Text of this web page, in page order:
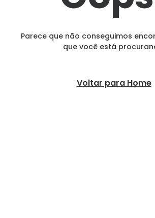
Parece que não conseguimos
que você está
Voltar para Home